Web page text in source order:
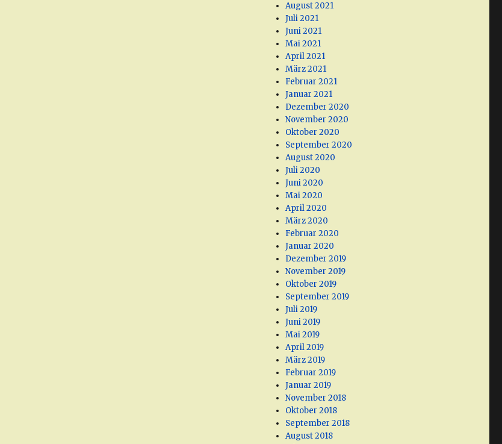
August 2021
Juli 2021
Juni 2021
Mai 2021
April 2021
März 2021
Februar 2021
Januar 2021
Dezember 2020
November 2020
Oktober 2020
September 2020
August 2020
Juli 2020
Juni 2020
Mai 2020
April 2020
März 2020
Februar 2020
Januar 2020
Dezember 2019
November 2019
Oktober 2019
September 2019
Juli 2019
Juni 2019
Mai 2019
April 2019
März 2019
Februar 2019
Januar 2019
November 2018
Oktober 2018
September 2018
August 2018